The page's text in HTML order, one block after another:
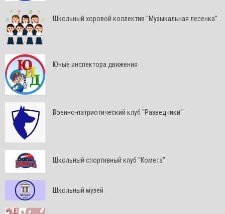
Школьный хоровой коллектив "Музыкальная лесенка"
Юные инспектора движения
Военно-патриотический клуб "Разведчики"
Школьный спортивный клуб "Комета"
Школьный музей